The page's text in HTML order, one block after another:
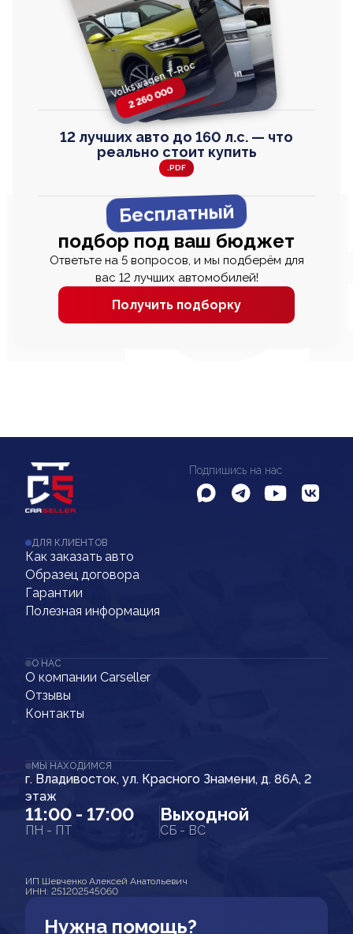
Volkswagen T-Roc
2 260 000
Toyota Harrier
2 820 000
Honda Step Wagon
2 820 000
Volkswagen
TAYRON
2 670 000
12 лучших авто до 160 л.с. — что
реально стоит купить
.PDF
Бесплатный
подбор под ваш бюджет
Ответьте на 5 вопросов, и мы подберём для
вас 12 лучших автомобилей!
Получить подборку
Подпишись на нас
ДЛЯ КЛИЕНТОВ
Как заказать авто
Образец договора
Гарантии
Полезная информация
О НАС
О компании Carseller
Отзывы
Контакты
МЫ НАХОДИМСЯ
г. Владивосток, ул. Красного Знамени, д. 86А, 2
этаж
11:00 - 17:00
ПН - ПТ
Выходной
СБ - ВС
ИП Шевченко Алексей Анатольевич
ИНН: 251202545060
Нужна помощь?